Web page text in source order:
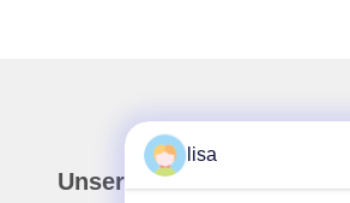
Unser Newsletter
lisa